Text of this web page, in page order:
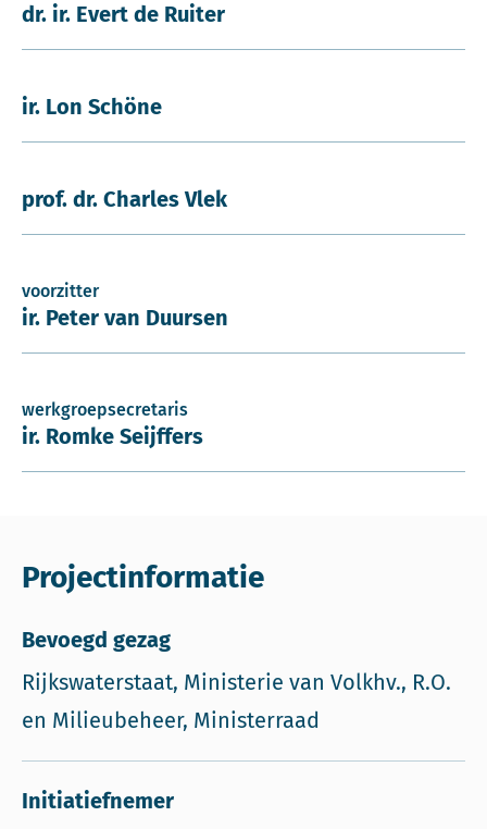
dr. ir. Evert de Ruiter
ir. Lon Schöne
prof. dr. Charles Vlek
voorzitter
ir. Peter van Duursen
werkgroepsecretaris
ir. Romke Seijffers
Projectinformatie
Bevoegd gezag
Rijkswaterstaat, Ministerie van Volkhv., R.O.
en Milieubeheer, Ministerraad
Initiatiefnemer